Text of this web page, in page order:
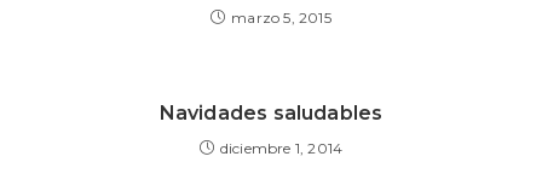
marzo 5, 2015
Navidades saludables
diciembre 1, 2014